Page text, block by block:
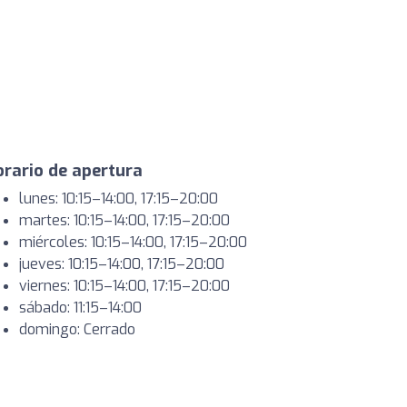
de apertura
lunes: 10:15–14:00, 17:15–20:00
martes: 10:15–14:00, 17:15–20:00
miércoles: 10:15–14:00, 17:15–20:00
jueves: 10:15–14:00, 17:15–20:00
viernes: 10:15–14:00, 17:15–20:00
sábado: 11:15–14:00
domingo: Cerrado